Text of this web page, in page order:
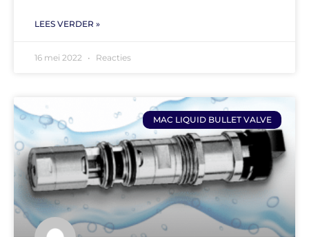
LEES VERDER »
16 mei 2022 Reacties
MAC LIQUID BULLET VALVE